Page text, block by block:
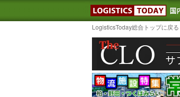
LogisticsToday総合トップに戻る